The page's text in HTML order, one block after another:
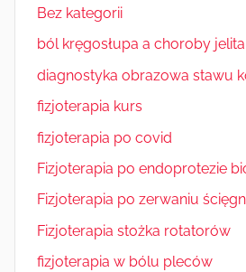
Bez kategorii
ból kręgosłupa a choroby
diagnostyka obrazowa stawu
fizjoterapia kurs
fizjoterapia po covid
Fizjoterapia po endoprotezie
Fizjoterapia po zerwaniu
Fizjoterapia stożka rotatorów
fizjoterapia w bólu pleców